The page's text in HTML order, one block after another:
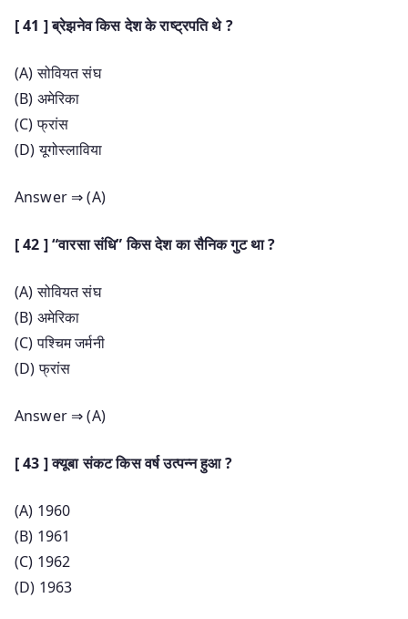
[ 41 ] ब्रेझनेव किस देश के राष्ट्रपति थे ?
(A) सोवियत संघ
(B) अमेरिका
(C) फ्रांस
(D) यूगोस्लाविया
Answer ⇒ (A)
[ 42 ] “वारसा संधि” किस देश का सैनिक गुट था ?
(A) सोवियत संघ
(B) अमेरिका
(C) पश्चिम जर्मनी
(D) फ्रांस
Answer ⇒ (A)
[ 43 ] क्यूबा संकट किस वर्ष उत्पन्न हुआ ?
(A) 1960
(B) 1961
(C) 1962
(D) 1963